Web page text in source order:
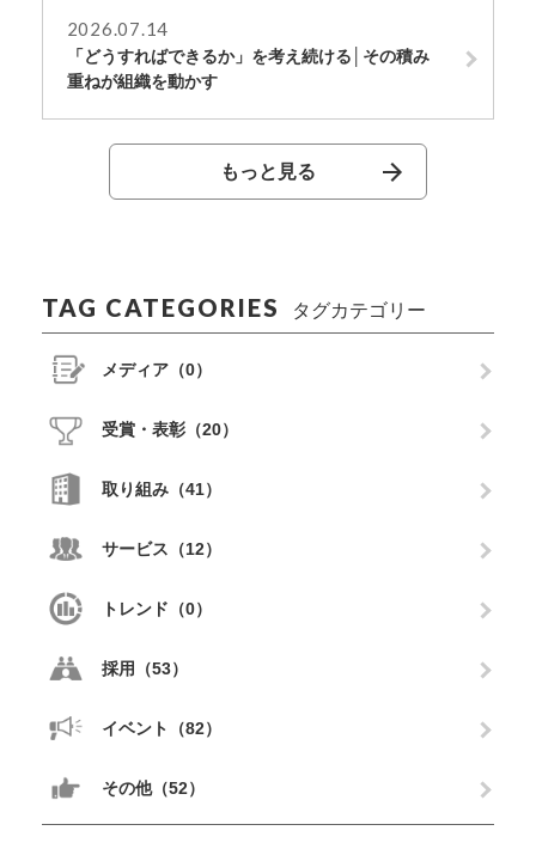
2026.07.14
「どうすればできるか」を考え続ける│その積み
重ねが組織を動かす
もっと見る
TAG CATEGORIES タグカテゴリー
メディア（0）
受賞・表彰（20）
取り組み（41）
サービス（12）
トレンド（0）
採用（53）
イベント（82）
その他（52）